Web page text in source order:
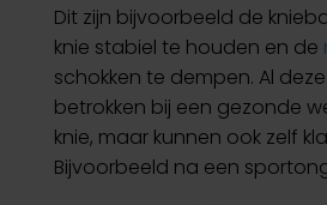
Dit zijn bijvoorbeeld de
knie stabiel te houden en de
schokken te dempen. Al
betrokken bij een gezonde
knie, maar kunnen ook zelf
Bijvoorbeeld na een